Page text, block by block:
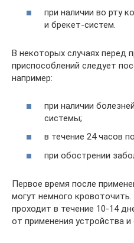
при наличии во рту
и брекет-систем.
В некоторых случаях перед
приспособлений следует
например:
при наличии
системы;
в течение 24 часов
при обострении
Первое время после
могут немного кровоточить.
проходит в течение 10-14
от применения устройства и